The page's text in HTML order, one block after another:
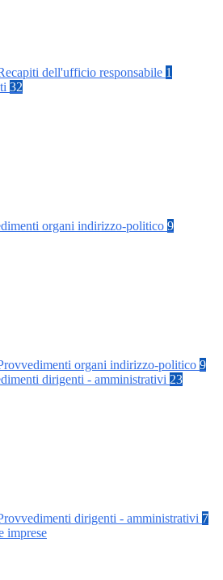
dell'ufficio responsabile 1
32
organi indirizzo-politico 9
organi indirizzo-politico 9
dirigenti - amministrativi 23
dirigenti - amministrativi 7
imprese